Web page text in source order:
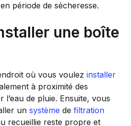
période de sécheresse.
une boîte
où vous voulez installer
à proximité des
de pluie. Ensuite, vous
un système de filtration
recueillie reste propre et